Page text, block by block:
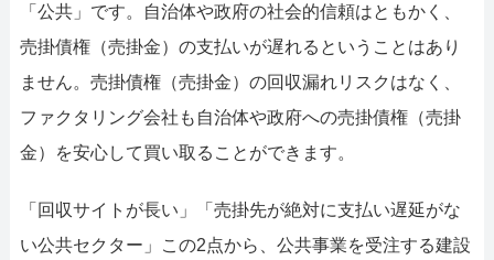
「公共」です。自治体や政府の社会的信頼はともかく、
売掛債権（売掛金）の支払いが遅れるということはあり
ません。売掛債権（売掛金）の回収漏れリスクはなく、
ファクタリング会社も自治体や政府への売掛債権（売掛
金）を安心して買い取ることができます。
「回収サイトが長い」「売掛先が絶対に支払い遅延がな
い公共セクター」この2点から、公共事業を受注する建設